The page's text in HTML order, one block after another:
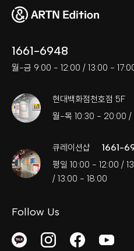
1661-6948
월-금 9:00 - 12:00 / 13:00 -
현대백화점천호점 5F
월-목 10:30 - 20:00
큐레이션샵 1661-
평일 10:00 - 12:00 /
/ 13:00 - 18:00
Follow Us